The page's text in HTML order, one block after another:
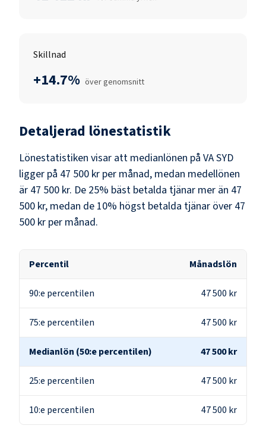
Skillnad
+14.7% över genomsnitt
Detaljerad lönestatistik
Lönestatistiken visar att medianlönen på VA SYD
ligger på 47 500 kr per månad, medan medellönen
är 47 500 kr. De 25% bäst betalda tjänar mer än 47
500 kr, medan de 10% högst betalda tjänar över 47
500 kr per månad.
Percentil Månadslön
90:e percentilen 47 500 kr
75:e percentilen 47 500 kr
Medianlön (50:e percentilen) 47 500 kr
25:e percentilen 47 500 kr
10:e percentilen 47 500 kr